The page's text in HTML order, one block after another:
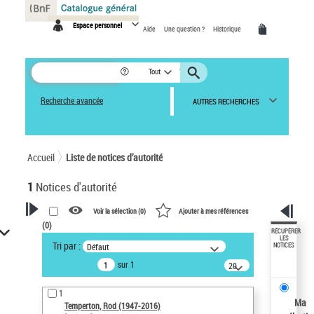
Espace personnel Aide Une question ? Historique
Tout
Recherche avancée AUTRES RECHERCHES
Accueil Liste de notices d’autorité
1 Notices d'autorité
VOTRE RECHERCHE
Recherche avancée dans les
notices d’autorité
Œuvres liées à l'auteur :
Temperton, Rod (1947-2016)
Voir la sélection (0) Ajouter à mes références
(0)
Tri par : Défaut
sur 1
20
résultats/page
1
Temperton, Rod (1947-2016)
RÉCUPÉRER
LES
NOTICES
Ma
Panneau de gestion des cookies